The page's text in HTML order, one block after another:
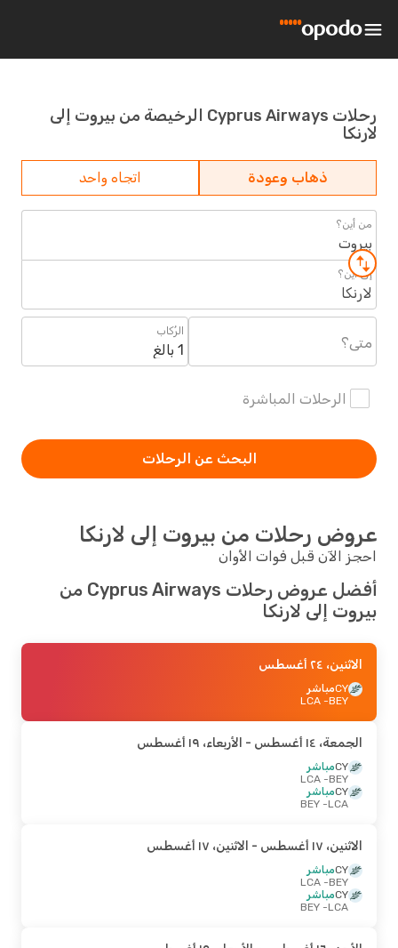
رحلات Cyprus Airways الرخيصة من بيروت إلى
لارنكا
ذهاب وعودة اتجاه واحد
من أين؟
بيروت
إلى أين؟
لارنكا
متى؟
الرُكاب
1 بالغ
الرحلات المباشرة
البحث عن الرحلات
عروض رحلات من بيروت إلى لارنكا
احجز الآن قبل فوات الأوان
أفضل عروض رحلات Cyprus Airways من
بيروت إلى لارنكا
الاثنين، ٢٤ أغسطس
CYمباشر
BEY
- LCA
الجمعة، ١٤ أغسطس - الأربعاء، ١٩ أغسطس
CYمباشر
BEY
- LCA
CYمباشر
LCA
- BEY
الاثنين، ١٧ أغسطس - الاثنين، ١٧ أغسطس
CYمباشر
BEY
- LCA
CYمباشر
LCA
- BEY